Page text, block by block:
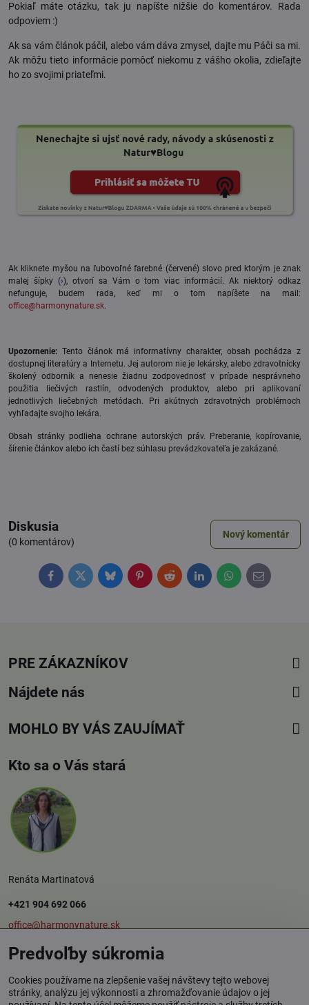
Pokiaľ máte otázku, tak ju napíšte nižšie do komentárov. Rada
odpoviem :)
Ak sa vám článok páčil, alebo vám dáva zmysel, dajte mu Páči sa mi.
Ak môžu tieto informácie pomôcť niekomu z vášho okolia, zdieľajte
ho zo svojimi priateľmi.
Ak kliknete myšou na ľubovoľné farebné (červené) slovo pred ktorým je znak
malej šípky (›), otvorí sa Vám o tom viac informácií. Ak niektorý odkaz
nefunguje, budem rada, keď mi o tom napíšete na mail:
office@harmonynature.sk.
Upozornenie: Tento článok má informatívny charakter, obsah pochádza z
dostupnej literatúry a Internetu. Jej autorom nie je lekársky, alebo zdravotnícky
školený odborník a nenesie žiadnu zodpovednosť v prípade nesprávneho
použitia liečivých rastlín, odvodených produktov, alebo pri aplikovaní
jednotlivých liečebných metódach. Pri akútnych zdravotných problémoch
vyhľadajte svojho lekára.
Obsah stránky podlieha ochrane autorských práv. Preberanie, kopírovanie,
šírenie článkov alebo ich častí bez súhlasu prevádzkovateľa je zakázané.
Diskusia
(0 komentárov)
Nový komentár
FacebookTwitterBlueskyPinterestRedditLinkedInWhatsApp
E-
mail
PRE ZÁKAZNÍKOV
Nájdete nás
MOHLO BY VÁS ZAUJÍMAŤ
Kto sa o Vás stará
Renáta Martinatová
+421 904 692 066
office@harmonynature.sk
O spoločnosti
Predvoľby súkromia
Cookies používame na zlepšenie vašej návštevy tejto webovej
stránky, analýzu jej výkonnosti a zhromažďovanie údajov o jej